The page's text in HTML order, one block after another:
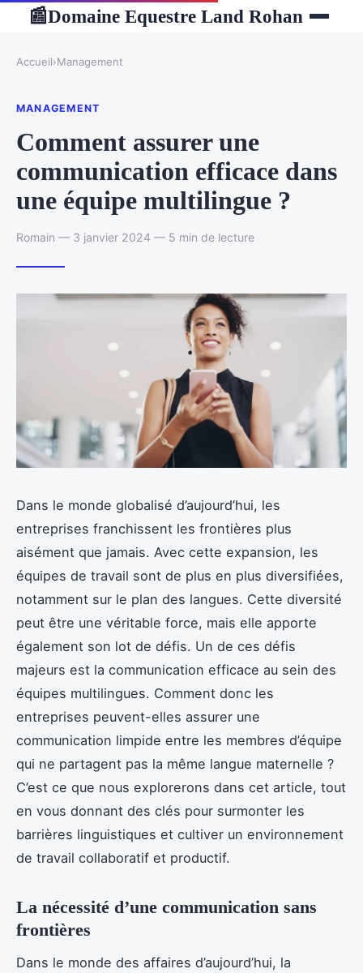
📰Domaine Equestre Land Rohan
Accueil›Management
MANAGEMENT
Comment assurer une
communication efficace dans
une équipe multilingue ?
Romain — 3 janvier 2024 — 5 min de lecture
Dans le monde globalisé d’aujourd’hui, les
entreprises franchissent les frontières plus
aisément que jamais. Avec cette expansion, les
équipes de travail sont de plus en plus diversifiées,
notamment sur le plan des langues. Cette diversité
peut être une véritable force, mais elle apporte
également son lot de défis. Un de ces défis
majeurs est la communication efficace au sein des
équipes multilingues. Comment donc les
entreprises peuvent-elles assurer une
communication limpide entre les membres d’équipe
qui ne partagent pas la même langue maternelle ?
C’est ce que nous explorerons dans cet article, tout
en vous donnant des clés pour surmonter les
barrières linguistiques et cultiver un environnement
de travail collaboratif et productif.
La nécessité d’une communication sans
frontières
Dans le monde des affaires d’aujourd’hui, la